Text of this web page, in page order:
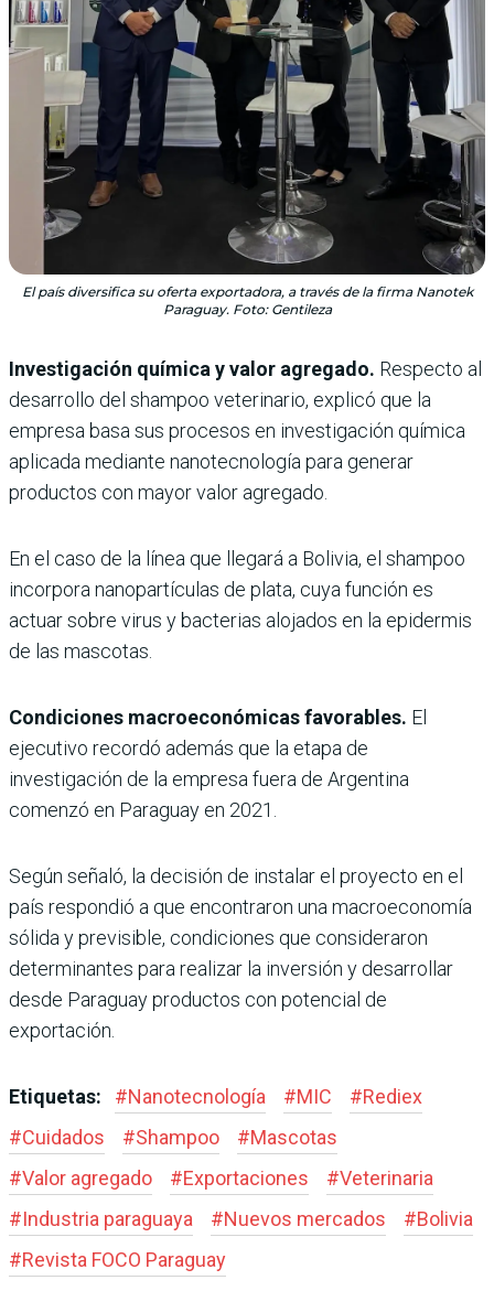
El país diversifica su oferta exportadora, a través de la firma Nanotek
Paraguay. Foto: Gentileza
Investigación química y valor agregado. Respecto al
desarrollo del shampoo veterinario, explicó que la
empresa basa sus procesos en investigación química
aplicada mediante nanotecnología para generar
productos con mayor valor agregado.
En el caso de la línea que llegará a Bolivia, el shampoo
incorpora nanopartículas de plata, cuya función es
actuar sobre virus y bacterias alojados en la epidermis
de las mascotas.
Condiciones macroeconómicas favorables. El
ejecutivo recordó además que la etapa de
investigación de la empresa fuera de Argentina
comenzó en Paraguay en 2021.
Según señaló, la decisión de instalar el proyecto en el
país respondió a que encontraron una macroeconomía
sólida y previsible, condiciones que consideraron
determinantes para realizar la inversión y desarrollar
desde Paraguay productos con potencial de
exportación.
Etiquetas: #Nanotecnología #MIC #Rediex
#Cuidados #Shampoo #Mascotas
#Valor agregado #Exportaciones #Veterinaria
#Industria paraguaya #Nuevos mercados #Bolivia
#Revista FOCO Paraguay